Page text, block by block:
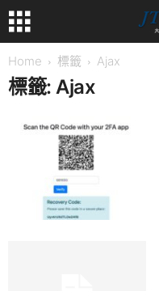
Home 標籤 Ajax
標籤: Ajax